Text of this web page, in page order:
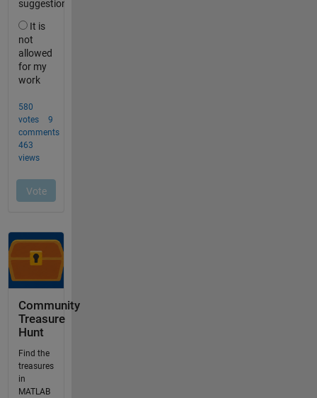
Community
Treasure
Hunt
Find the
treasures
in
MATLAB